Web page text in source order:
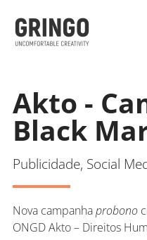
Akto -
Black
Publicidade, Social
Nova campanhaprobono
ONGD Akto – Direitos